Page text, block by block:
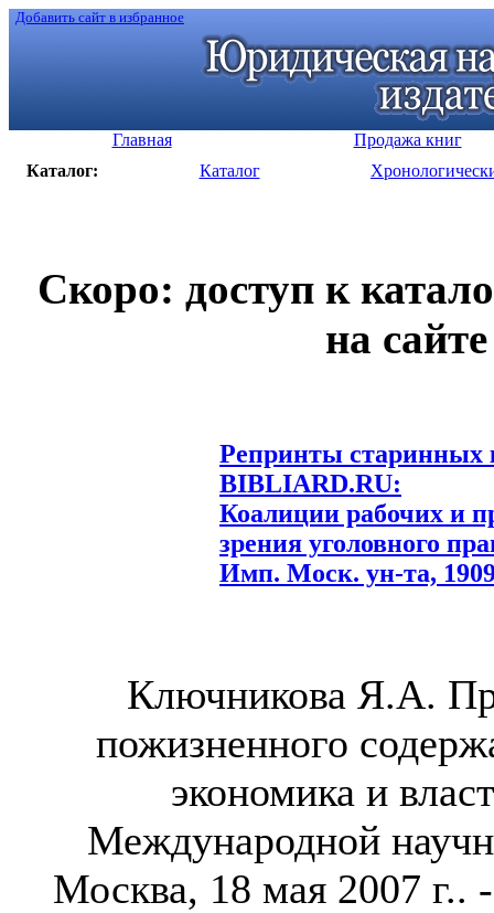
Добавить сайт в избранное
Главная
Продажа книг
Каталог:
Каталог
Скоро: доступ к
на
Репринты старинных
BIBLIARD.RU:
Коалиции рабочих и
зрения уголовного
Имп. Моск. ун-та,
Ключникова Я.А.
пожизненного
экономика и
Международной
Москва, 18 мая 2007